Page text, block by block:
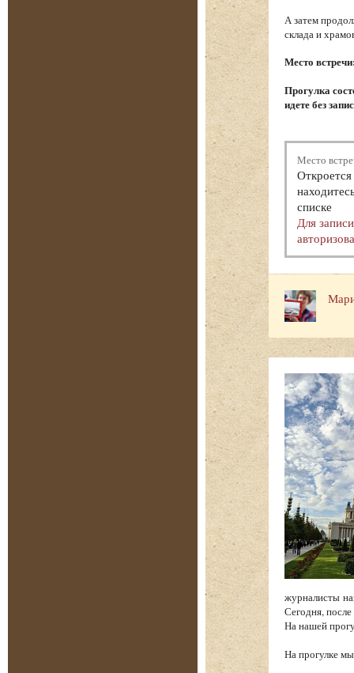
А затем
склада и
Место
Прогулка
идете без
Место
списке
Для
журналисты
Сегодня,
На нашей
На прогулке